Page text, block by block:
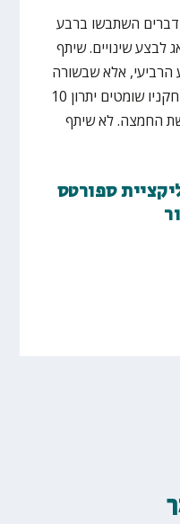
השתבשו ברבע
לבצע שינויים. שיתף
אלא שבשורה
התחתונה לצערו הוא ראה את שחקניו שומטים יתרון 10
החמצה. לא שיתף
ספורטס